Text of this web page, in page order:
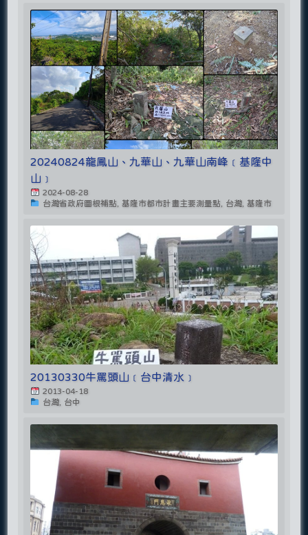
20240824龍鳳山、九華山、九華山南峰﹝基隆中
山﹞
2024-08-28
台灣省政府圖根補點, 基隆市都市計畫主要測量點, 台灣, 基隆市
20130330牛罵頭山﹝台中清水﹞
2013-04-18
台灣, 台中